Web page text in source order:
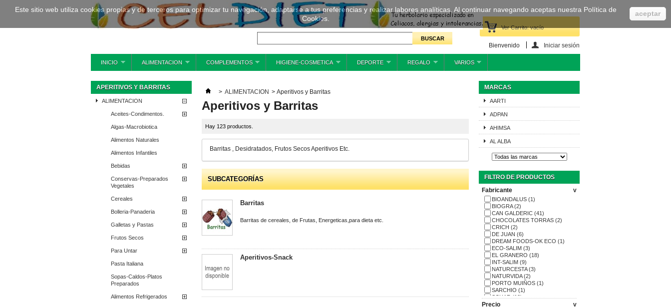
Ver Carrito:vacío
Bienvenido Iniciar sesión
INICIO ALIMENTACION COMPLEMENTOS HIGIENE-COSMETICA DEPORTE REGALO VARIOS
APERITIVOS Y BARRITAS
ALIMENTACION
Aceites-Condimentos.
Algas-Macrobiotica
Alimentos Naturales
Alimentos Infantiles
Bebidas
Conservas-Preparados
Vegetales
Cereales
Bolleria-Panaderia
Galletas y Pastas
Frutos Secos
Para Untar
Pasta Italiana
Sopas-Caldos-Platos
Preparados
Alimentos Refrigerados
> ALIMENTACION > Aperitivos y Barritas
Aperitivos y Barritas
Hay 123 productos.
Barritas , Desidratados, Frutos Secos Aperitivos Etc.
SUBCATEGORÍAS
Barritas
Barritas de cereales, de Frutas, Energeticas,para dieta etc.
Aperitivos-Snack
MARCAS
AARTI
ADPAN
AHIMSA
AL ALBA
FILTRO DE PRODUCTOS
Fabricante
v
BIOANDALUS (1)
BIOGRA(2)
CAN GALDERIC (41)
CHOCOLATES TORRAS (2)
CRICH (2)
DE JUAN (6)
DREAM FOODS-OK ECO (1)
ECO-SALIM (3)
EL GRANERO (18)
INT-SALIM (9)
NATURCESTA(3)
NATURVIDA(2)
PORTO MUIÑOS (1)
SARCHIO (1)
SCHAR(10)
SMILEAT
Precio v
Este sitio web utiliza cookies propias y de terceros para optimizar tu navegación, adaptarse a tus preferencias y realizar labores analíticas. Al continuar navegando aceptas nuestra Política de
Cookies.
aceptar